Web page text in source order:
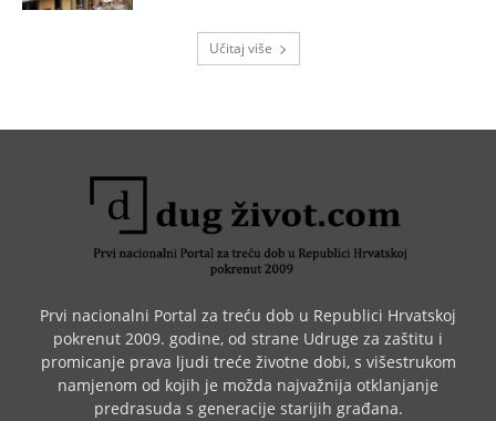
Učitaj više
Prvi nacionalni Portal za treću dob u Republici Hrvatskoj
pokrenut 2009. godine, od strane Udruge za zaštitu i
promicanje prava ljudi treće životne dobi, s višestrukom
namjenom od kojih je možda najvažnija otklanjanje
predrasuda s generacije starijih građana.